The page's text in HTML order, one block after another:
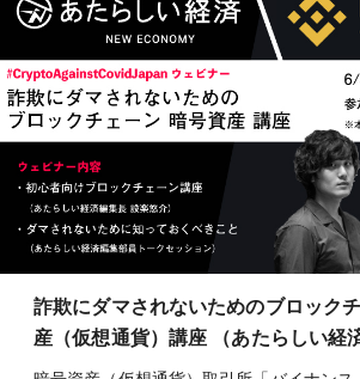
詐欺にダマされないためのブロック
産（仮想通貨）講座 （あたらしい経